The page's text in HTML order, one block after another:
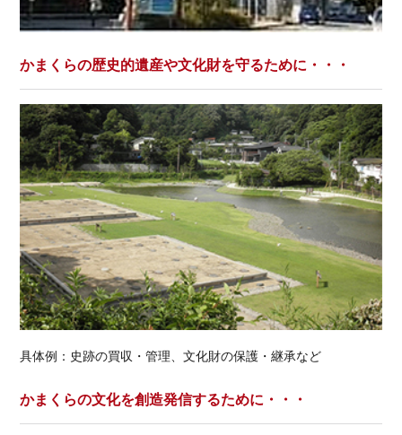
かまくらの歴史的遺産や文化財を守るために・・・
具体例：史跡の買収・管理、文化財の保護・継承など
かまくらの文化を創造発信するために・・・